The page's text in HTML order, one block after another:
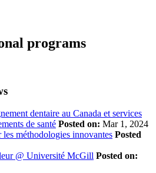
programs
dentaire au Canada et services
de santé Posted on: Mar 1, 2024
les méthodologies innovantes Posted
@ Université McGill Posted on: